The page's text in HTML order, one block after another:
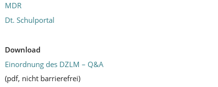
MDR
Dt. Schulportal
Download
Einordnung des DZLM – Q&A
(pdf, nicht barrierefrei)